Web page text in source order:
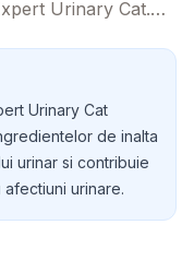
Urinary Cat.
formarii
si fericita.
Urinary Cat
de inalta
urinar si contribuie
urinare.